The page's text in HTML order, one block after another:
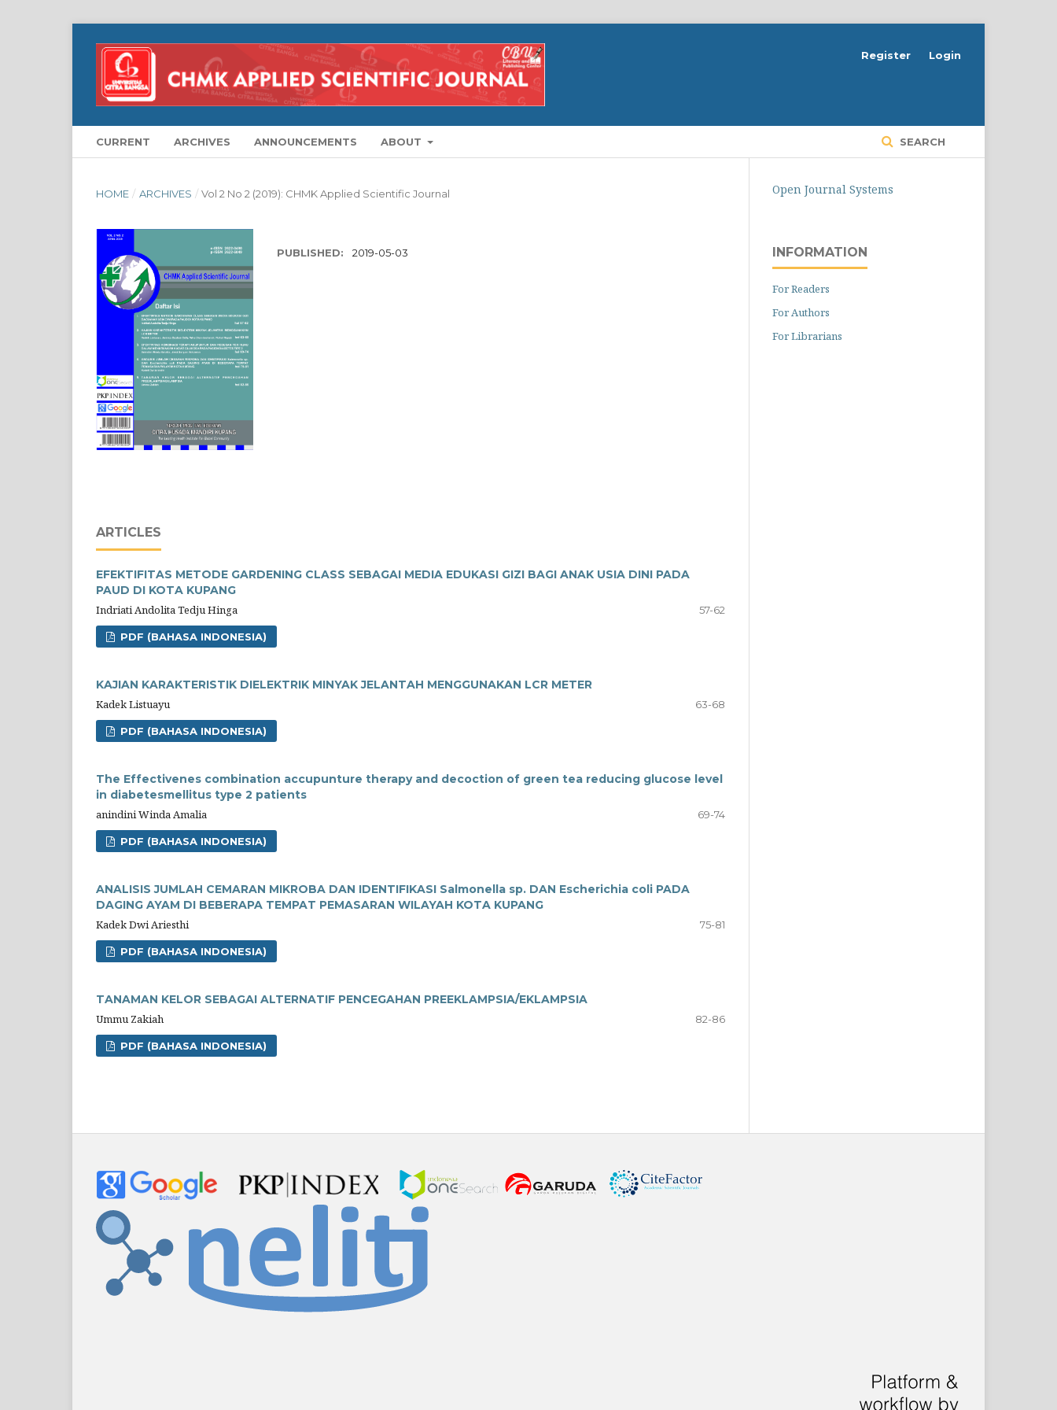
CURRENT ARCHIVES ANNOUNCEMENTS ABOUT SEARCH
Register Login
HOME / ARCHIVES / Vol 2 No 2 (2019): CHMK Applied Scientific Journal
PUBLISHED: 2019-05-03
ARTICLES
EFEKTIFITAS METODE GARDENING CLASS SEBAGAI MEDIA EDUKASI GIZI BAGI ANAK USIA DINI PADA
PAUD DI KOTA KUPANG
Indriati Andolita Tedju Hinga
57-62
PDF (BAHASA INDONESIA)
KAJIAN KARAKTERISTIK DIELEKTRIK MINYAK JELANTAH MENGGUNAKAN LCR METER
Kadek Listuayu
63-68
PDF (BAHASA INDONESIA)
The Effectivenes combination accupunture therapy and decoction of green tea reducing glucose level
in diabetesmellitus type 2 patients
anindini Winda Amalia
69-74
PDF (BAHASA INDONESIA)
ANALISIS JUMLAH CEMARAN MIKROBA DAN IDENTIFIKASI Salmonella sp. DAN Escherichia coli PADA
DAGING AYAM DI BEBERAPA TEMPAT PEMASARAN WILAYAH KOTA KUPANG
Kadek Dwi Ariesthi
75-81
PDF (BAHASA INDONESIA)
TANAMAN KELOR SEBAGAI ALTERNATIF PENCEGAHAN PREEKLAMPSIA/EKLAMPSIA
Ummu Zakiah
82-86
PDF (BAHASA INDONESIA)
Open Journal Systems
INFORMATION
For Readers
For Authors
For Librarians